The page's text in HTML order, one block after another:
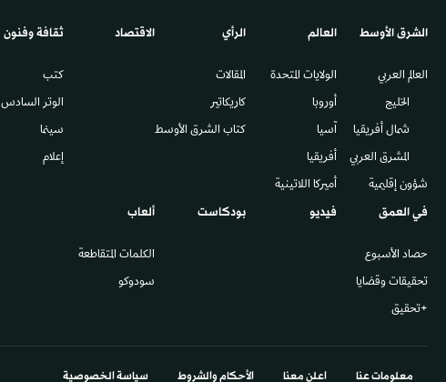
الشرق الأوسط​
العالم العربي
الخليج
شمال أفريقيا
المشرق العربي
شؤون إقليمية
العالم
الولايات المتحدة
أوروبا
آسيا
أفريقيا
أميركا اللاتينية
الرأي
المقالات
كاريكاتير
كتاب الشرق الأوسط
الاقتصاد ثقافة وفنون
كتب
الوتر السادس​
سينما
إعلام
في العمق
حصاد الأسبوع
تحقيقات وقضايا
+تحقيق
فيديو بودكاست ألعاب
الكلمات المتقاطعة
سودوكو
معلومات عنا اعلن معنا الأحكام والشروط سياسة الخصوصية